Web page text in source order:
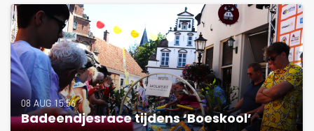
08 AUG 15:56
Badeendjesrace tijdens ‘Boeskool’